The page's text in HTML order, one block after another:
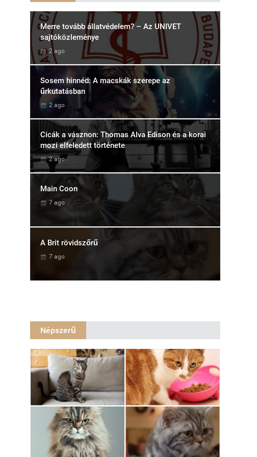
Merre tovább állatvédelem? – Az UNIVET
sajtóközleménye
2 ago
Sosem hinnéd: A macskák szerepe az
űrkutatásban
2 ago
Cicák a vásznon: Thomas Alva Edison és a korai
mozi elfeledett története
2 ago
Main Coon
7 ago
A Brit rövidszőrű
7 ago
Népszerű